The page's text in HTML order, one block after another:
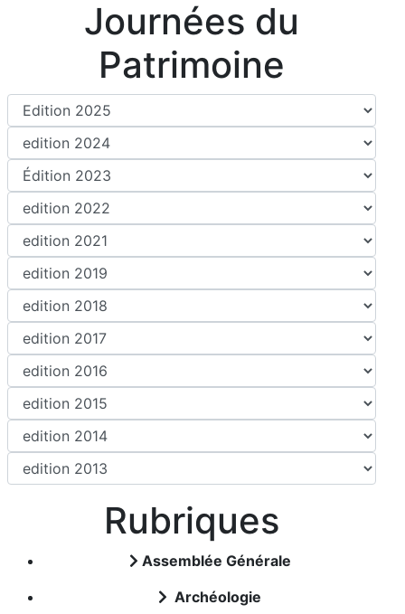
Journées du
Patrimoine
Rubriques
Assemblée Générale
Archéologie